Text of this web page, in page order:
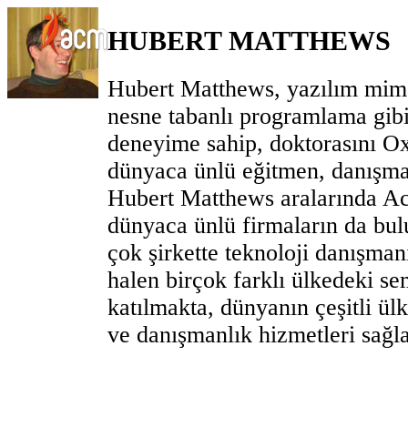
HUBERT MATTHEWS
Hubert Matthews, yazılım
nesne tabanlı programlama
deneyime sahip, doktorasını
dünyaca ünlü eğitmen,
Hubert Matthews aralarında
dünyaca ünlü firmaların da
çok şirkette teknoloji
halen birçok farklı ülkedeki
katılmakta, dünyanın çeşitli
ve danışmanlık hizmetleri